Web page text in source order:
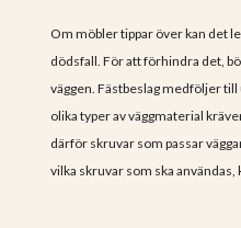
Om möbler tippar över kan det
dödsfall. För att förhindra det,
väggen. Fästbeslag medföljer
olika typer av väggmaterial
därför skruvar som passar
vilka skruvar som ska